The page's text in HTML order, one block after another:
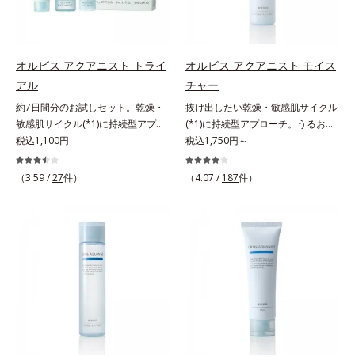
オルビス アクアニスト トライ
アル
約7日間分のお試しセット。乾燥・
敏感肌サイクル(*1)に持続型アプロ
ーチ。敏感肌用保湿スキンケア
(*2)。うるおいを逃し、刺激を受け
やすい角層の“乾燥敏感スランプ
望の敏感肌用保湿スキンケアライン
「オルビス アクアニスト」。乾燥
敏感スランプの原因にアプローチす
る持続型トリプルアミノ酸(*4)を配
どまってうるおいを蓄えてくれま
す。刺激を受けやすくなった角層を
税込1,100円
（3.59 /27件）
オルビス アクアニスト モイス
チャー
抜け出したい乾燥・敏感肌サイクル
(*1)に持続型アプローチ。うるおい
を追求した敏感肌用保湿スキンケア
(*2)。うるおいを逃し、刺激を受け
やすい角層の“乾燥敏感スランプ
望の敏感肌用保湿スキンケアライン
「オルビス アクアニスト」。乾燥
敏感スランプの原因にアプローチす
る持続型トリプルアミノ酸(*4)を配
異物として排出されにくく、肌にと
どまってうるおいを蓄えてくれま
す。刺激を受けやすくなった角層を
うるおいで満たし、脱・敏感肌を目
税込1,750円～
（4.07 / 187件）